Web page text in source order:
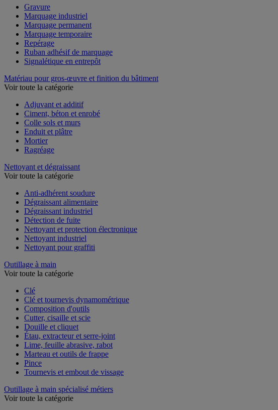
Gravure
Marquage industriel
Marquage permanent
Marquage temporaire
Repérage
Ruban adhésif de marquage
Signalétique en entrepôt
Matériau pour gros-œuvre et finition du bâtiment
Voir toute la catégorie
Adjuvant et additif
Ciment, béton et enrobé
Colle sols et murs
Enduit et plâtre
Mortier
Ragréage
Nettoyant et dégraissant
Voir toute la catégorie
Anti-adhérent soudure
Dégraissant alimentaire
Dégraissant industriel
Détection de fuite
Nettoyant et protection électronique
Nettoyant industriel
Nettoyant pour graffiti
Outillage à main
Voir toute la catégorie
Clé
Clé et tournevis dynamométrique
Composition d'outils
Cutter, cisaille et scie
Douille et cliquet
Étau, extracteur et serre-joint
Lime, feuille abrasive, rabot
Marteau et outils de frappe
Pince
Tournevis et embout de vissage
Outillage à main spécialisé métiers
Voir toute la catégorie